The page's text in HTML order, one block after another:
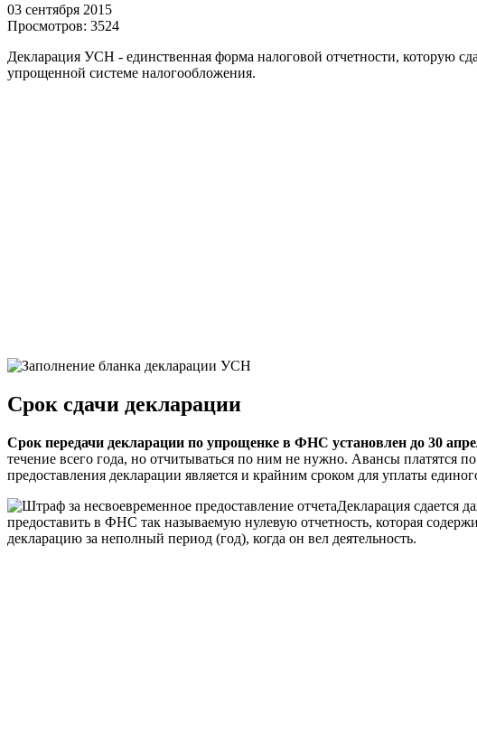
03 сентября 2015
Просмотров: 3524
Декларация УСН - единственная форма налоговой отчетности, которую
упрощенной системе налогообложения.
Срок сдачи декларации
Срок передачи декларации по упрощенке в ФНС установлен до 30
течение всего года, но отчитываться по ним не нужно. Авансы платятся
предоставления декларации является и крайним сроком для уплаты
Декларация сдается
предоставить в ФНС так называемую нулевую отчетность, которая
декларацию за неполный период (год), когда он вел деятельность.